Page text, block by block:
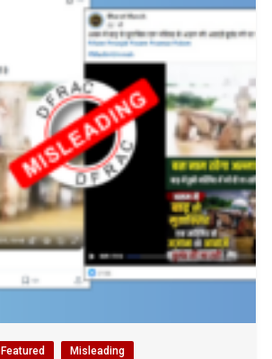
Featured Misleading